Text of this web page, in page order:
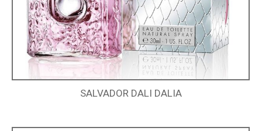
SALVADOR DALI DALIA